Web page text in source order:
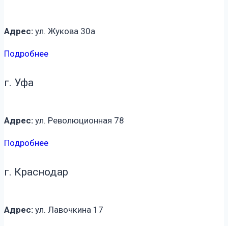
Адрес: ул. Жукова 30а
Подробнее
г. Уфа
Адрес: ул. Революционная 78
Подробнее
г. Краснодар
Адрес: ул. Лавочкина 17